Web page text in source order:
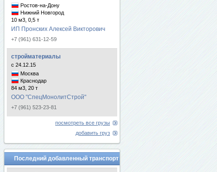
Ростов-на-Дону
Нижний Новгород
10 м3, 0,5 т
ИП Пронских Алексей Викторович
+7 (961) 631-12-59
стройматериалы
с 24.12.15
Москва
Краснодар
84 м3, 20 т
ООО "СпецМонолитСтрой"
+7 (961) 523-23-81
посмотреть все грузы
добавить груз
Последний добавленный транспорт